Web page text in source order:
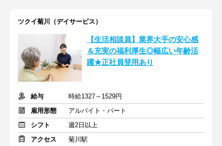
ツクイ菊川（デイサービス）
【生活相談員】業界大手の安心感
＆充実の福利厚生◎幅広い年齢活
躍★正社員登用あり
給与
時給1327～1529円
雇用形態
アルバイト・パート
シフト
週2日以上
アクセス
菊川駅